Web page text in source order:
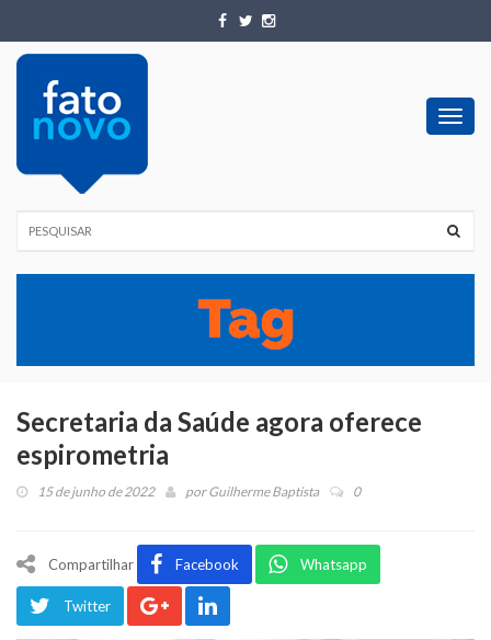
Secretaria da Saúde agora oferece
espirometria
15 de junho de 2022 porGuilherme Baptista 0
Compartilhar Facebook Whatsapp
Twitter